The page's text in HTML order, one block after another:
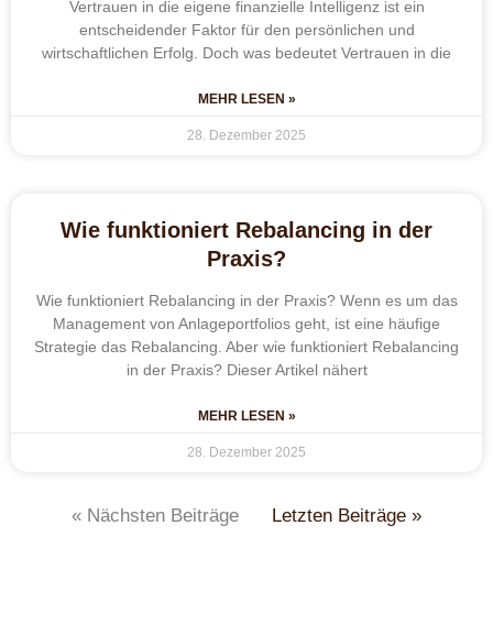
Vertrauen in die eigene finanzielle Intelligenz ist ein
entscheidender Faktor für den persönlichen und
wirtschaftlichen Erfolg. Doch was bedeutet Vertrauen in die
MEHR LESEN »
28. Dezember 2025
Wie funktioniert Rebalancing in der
Praxis?
Wie funktioniert Rebalancing in der Praxis? Wenn es um das
Management von Anlageportfolios geht, ist eine häufige
Strategie das Rebalancing. Aber wie funktioniert Rebalancing
in der Praxis? Dieser Artikel nähert
MEHR LESEN »
28. Dezember 2025
« Nächsten Beiträge Letzten Beiträge »